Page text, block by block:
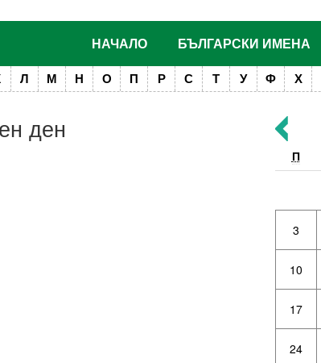
НАЧАЛО БЪЛГАРСКИ ИМЕНА
Л М Н О П Р С Т У Ф Х
ден
П
3
10
17
24